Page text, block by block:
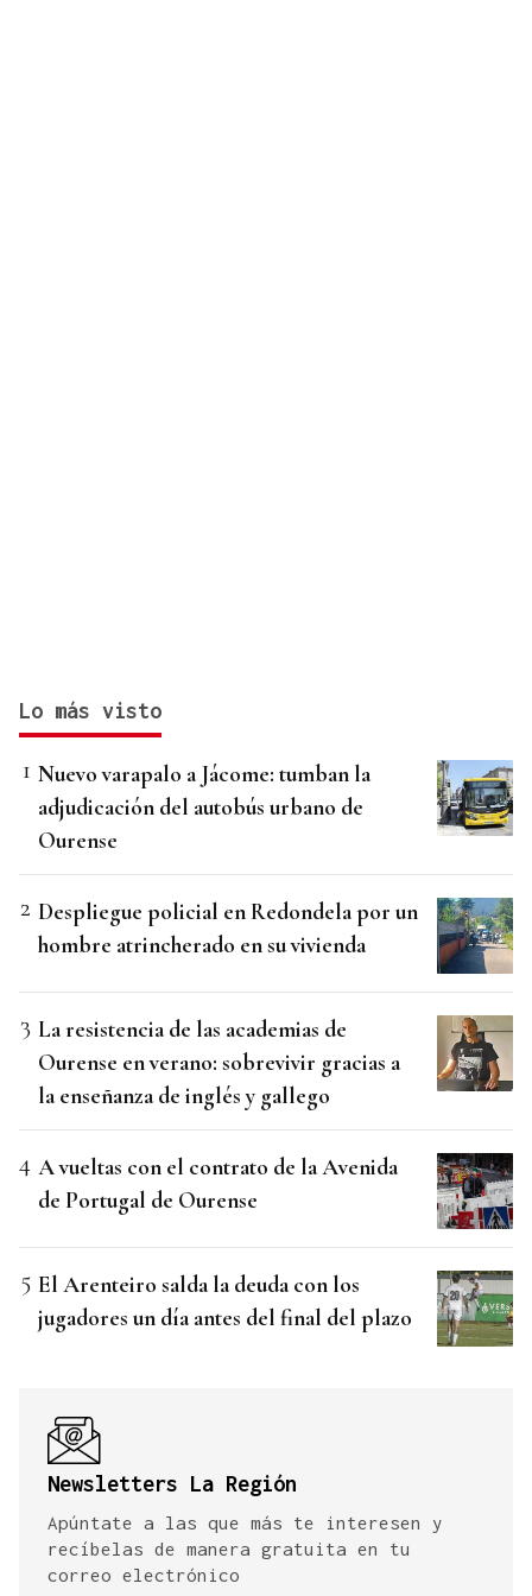
Lo más visto
Nuevo varapalo a Jácome: tumban la
adjudicación del autobús urbano de
Ourense
Despliegue policial en Redondela por un
hombre atrincherado en su vivienda
La resistencia de las academias de
Ourense en verano: sobrevivir gracias a
la enseñanza de inglés y gallego
A vueltas con el contrato de la Avenida
de Portugal de Ourense
El Arenteiro salda la deuda con los
jugadores un día antes del final del plazo
Newsletters La Región
Apúntate a las que más te interesen y
recíbelas de manera gratuita en tu
correo electrónico